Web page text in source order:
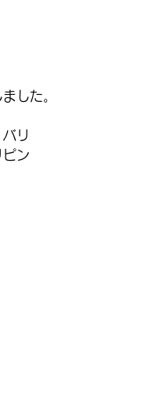
した。
リ
ピン